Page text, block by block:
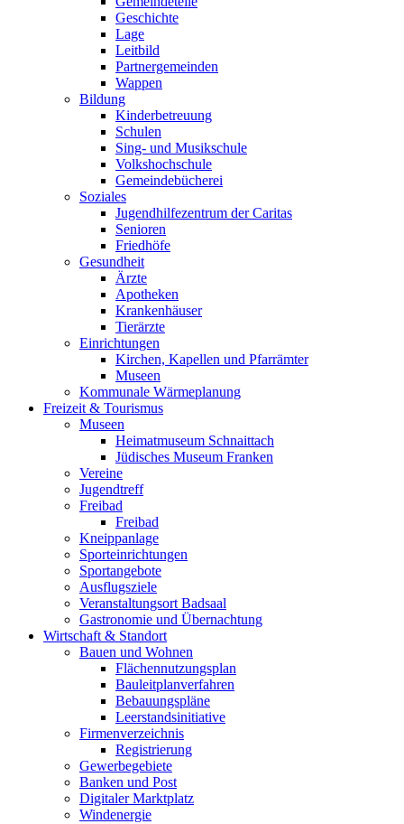
Geschichte
Lage
Leitbild
Partnergemeinden
Wappen
Bildung
Kinderbetreuung
Schulen
Sing- und Musikschule
Volkshochschule
Gemeindebücherei
Soziales
Jugendhilfezentrum der Caritas
Senioren
Friedhöfe
Gesundheit
Ärzte
Apotheken
Krankenhäuser
Tierärzte
Einrichtungen
Kirchen, Kapellen und Pfarrämter
Museen
Kommunale Wärmeplanung
Freizeit & Tourismus
Museen
Heimatmuseum Schnaittach
Jüdisches Museum Franken
Vereine
Jugendtreff
Freibad
Freibad
Kneippanlage
Sporteinrichtungen
Sportangebote
Ausflugsziele
Veranstaltungsort Badsaal
Gastronomie und Übernachtung
Wirtschaft & Standort
Bauen und Wohnen
Flächennutzungsplan
Bauleitplanverfahren
Bebauungspläne
Leerstandsinitiative
Firmenverzeichnis
Registrierung
Gewerbegebiete
Banken und Post
Digitaler Marktplatz
Windenergie